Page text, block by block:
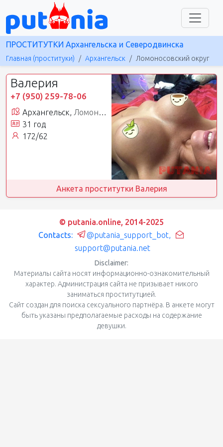
ПРОСТИТУТКИ Архангельска и Северодвинска
Главная (проституки) Архангельск Ломоносовский округ
Валерия
+7 (950) 259-78-06
Архангельск, Ломоносовский округ
31 год
172/62
Анкета проститутки Валерия
© putania.online, 2014-2025
Contacts:
@putania_support_bot,
support@putania.net
Disclaimer:
Материалы сайта носят информационно-ознакомительный
характер. Администрация сайта не призывает никого
заниматься проститутцией.
Сайт создан для поиска сексуального партнёра. В анкете могут
быть указаны предполагаемые расходы на содержание
девушки.